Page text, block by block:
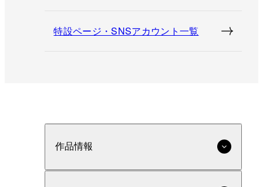
特設ページ・SNSアカウント一覧
作品情報